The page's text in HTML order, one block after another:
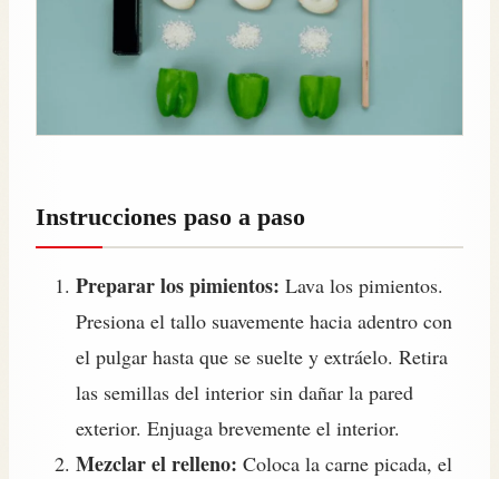
Instrucciones paso a paso
Preparar los pimientos: Lava los pimientos.
Presiona el tallo suavemente hacia adentro con
el pulgar hasta que se suelte y extráelo. Retira
las semillas del interior sin dañar la pared
exterior. Enjuaga brevemente el interior.
Mezclar el relleno: Coloca la carne picada, el